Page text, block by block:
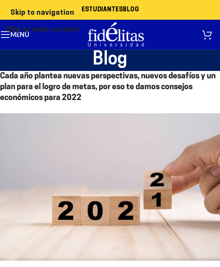
Skip to navigation
Skip to main content
ESTUDIANTESBLOG
MENÚ
Blog
Cada año plantea nuevas perspectivas, nuevos desafíos y un
plan para el logro de metas, por eso te damos consejos
económicos para 2022